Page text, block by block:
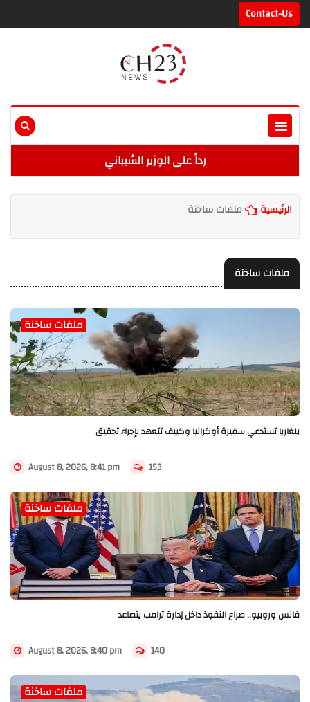
Contact-Us
رداً على الوزير الشيباني
الرئيسية ملفات ساخنة
ملفات ساخنة
ملفات ساخنة
بلغاريا تستدعي سفيرة أوكرانيا وكييف تتعهد بإجراء تحقيق
August 8, 2026, 8:41 pm 153
ملفات ساخنة
فانس وروبيو.. صراع النفوذ داخل إدارة ترامب يتصاعد
August 8, 2026, 8:40 pm 140
ملفات ساخنة